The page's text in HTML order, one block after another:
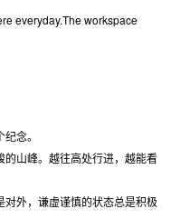
everyday.The workspace
念。
山峰。越往高处行进，越能看
外，谦虚谨慎的状态总是积极